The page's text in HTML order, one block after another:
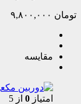
تومان
مقایسه
امتیاز 0 از 5